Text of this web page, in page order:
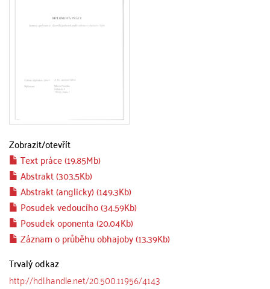
Zobrazit/otevřít
Text práce (19.85Mb)
Abstrakt (303.5Kb)
Abstrakt (anglicky) (149.3Kb)
Posudek vedoucího (34.59Kb)
Posudek oponenta (20.04Kb)
Záznam o průběhu obhajoby (13.39Kb)
Trvalý odkaz
http://hdl.handle.net/20.500.11956/4143